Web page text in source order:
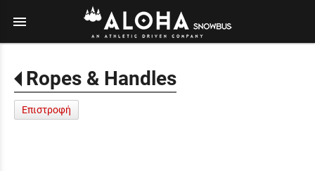
menu
Ropes & Handles
Επιστροφή